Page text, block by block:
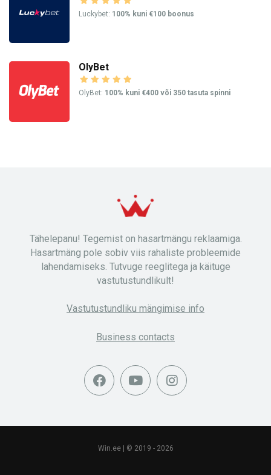
Luckybet: 100% kuni €100 boonus
OlyBet
OlyBet: 100% kuni €400 või 350 tasuta spinni
Tähelepanu! Tegemist on hasartmängu reklaamiga.
Hasartmäng pole sobiv viis rahaliste probleemide
lahendamiseks. Tutvuge reeglitega ja käituge
vastutustundlikult!
Vastutustundliku mängimise info
Business contacts
Win.ee | © 2019 - 2026